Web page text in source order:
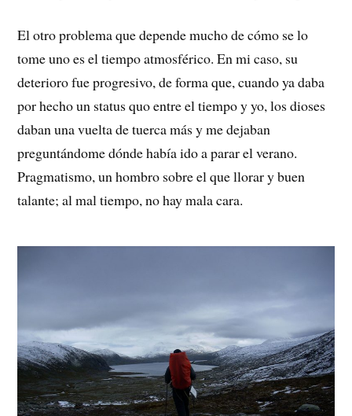
El otro problema que depende mucho de cómo se lo
tome uno es el tiempo atmosférico. En mi caso, su
deterioro fue progresivo, de forma que, cuando ya daba
por hecho un status quo entre el tiempo y yo, los dioses
daban una vuelta de tuerca más y me dejaban
preguntándome dónde había ido a parar el verano.
Pragmatismo, un hombro sobre el que llorar y buen
talante; al mal tiempo, no hay mala cara.